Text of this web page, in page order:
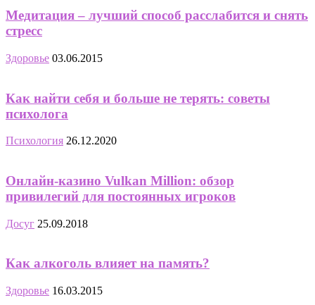
Медитация – лучший способ расслабится и снять
стресс
Здоровье 03.06.2015
Как найти себя и больше не терять: советы
психолога
Психология 26.12.2020
Онлайн-казино Vulkan Million: обзор
привилегий для постоянных игроков
Досуг 25.09.2018
Как алкоголь влияет на память?
Здоровье 16.03.2015